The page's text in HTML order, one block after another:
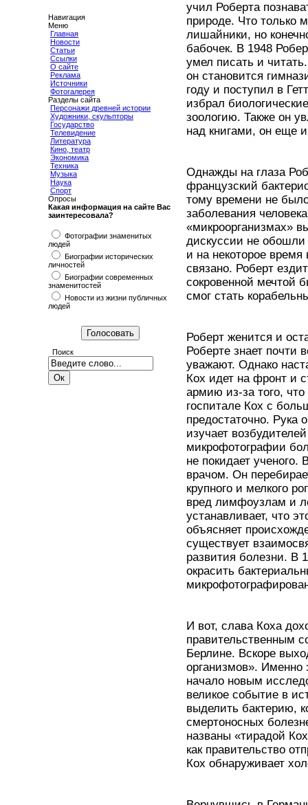
Навигация
Меню
Главная
Новости
Статьи
Ссылки
О сайте
Реклама
Источники
Фотогалерея
Разделы сайта
Персонажи древней истории
Художники, скульпторы
Государство
Телевидение
Литература
Кино, театр
Экономика
Техника
Музыка
Наука
Спорт
Опросы
Какая информация на сайте Вас
заинтересовала?
Фотографии знаменитых
людей
Биографии исторических
личностей
Биографии современных
знаменитостей
Новости из жизни публичных
людей
Поиск
учил Роберта
природе. Что только
лишайники, но
бабочек. В 1948
умел писать и
он становится
году и поступил в
избрал
зоологию. Также он
над книгами, он еще
Однажды на глаза
французский
тому времени не
заболевания
«микроорганизмах»
дискуссии не обошли
и на некоторое
связано. Роберт
сокровенной мечтой
смог стать
Роберт женится и
Роберте знает почти
уважают. Однако
Кох идет на фронт и
армию из-за того,
госпитале Кох с
предостаточно. Рука
изучает
микрофотографии
не покидает ученого.
врачом. Он
крупного и мелкого
вред лимфоузлам и
устанавливает, что
объясняет
существует
развития болезни. В
окрасить
И вот, слава Коха
правительственным
Берлине. Вскоре
организмов». Именно
начало новым
великое событие в
выделить бактерию,
смертоносных
названы «тирадой
как правительство
Кох обнаруживает